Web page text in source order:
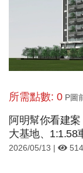
所需點數: 0 P圖
阿明幫你看建
大基地、1:1.58
2026/05/13 |